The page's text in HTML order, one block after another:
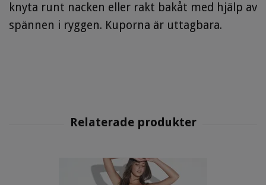
knyta runt nacken eller rakt bakåt med hjälp av
spännen i ryggen. Kuporna är uttagbara.